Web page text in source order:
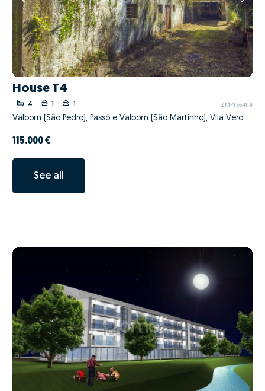
House T4
4 1 1 ZMPT564119
Valbom (São Pedro), Passô e Valbom (São Martinho), Vila Verde, Braga
115.000 €
See all